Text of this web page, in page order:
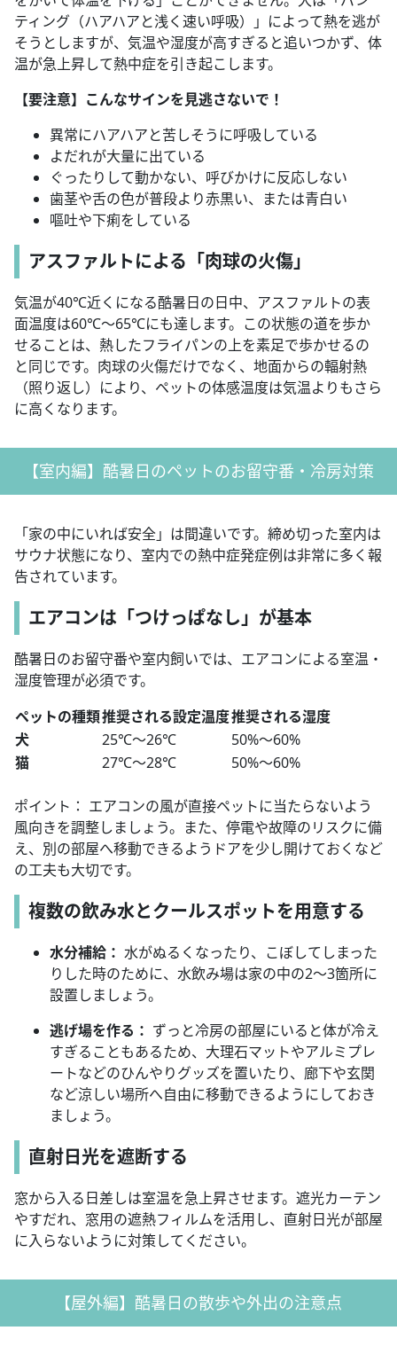
ティング（ハアハアと浅く速い呼吸）」によって熱を逃が
そうとしますが、気温や湿度が高すぎると追いつかず、体
温が急上昇して熱中症を引き起こします。
【要注意】こんなサインを見逃さないで！
異常にハアハアと苦しそうに呼吸している
よだれが大量に出ている
ぐったりして動かない、呼びかけに反応しない
歯茎や舌の色が普段より赤黒い、または青白い
嘔吐や下痢をしている
アスファルトによる「肉球の火傷」
気温が40℃近くになる酷暑日の日中、アスファルトの表
面温度は60℃〜65℃にも達します。この状態の道を歩か
せることは、熱したフライパンの上を素足で歩かせるの
と同じです。肉球の火傷だけでなく、地面からの輻射熱
（照り返し）により、ペットの体感温度は気温よりもさら
に高くなります。
【室内編】酷暑日のペットのお留守番・冷房対策
「家の中にいれば安全」は間違いです。締め切った室内は
サウナ状態になり、室内での熱中症発症例は非常に多く報
告されています。
エアコンは「つけっぱなし」が基本
酷暑日のお留守番や室内飼いでは、エアコンによる室温・
湿度管理が必須です。
ペットの種類推奨される設定温度推奨される湿度
犬
25℃〜26℃
50%〜60%
猫
27℃〜28℃ 50%〜60%
ポイント： エアコンの風が直接ペットに当たらないよう
風向きを調整しましょう。また、停電や故障のリスクに備
え、別の部屋へ移動できるようドアを少し開けておくなど
の工夫も大切です。
複数の飲み水とクールスポットを用意する
水分補給： 水がぬるくなったり、こぼしてしまった
りした時のために、水飲み場は家の中の2〜3箇所に
設置しましょう。
逃げ場を作る： ずっと冷房の部屋にいると体が冷え
すぎることもあるため、大理石マットやアルミプレ
ートなどのひんやりグッズを置いたり、廊下や玄関
など涼しい場所へ自由に移動できるようにしておき
ましょう。
直射日光を遮断する
窓から入る日差しは室温を急上昇させます。遮光カーテン
やすだれ、窓用の遮熱フィルムを活用し、直射日光が部屋
に入らないように対策してください。
【屋外編】酷暑日の散歩や外出の注意点